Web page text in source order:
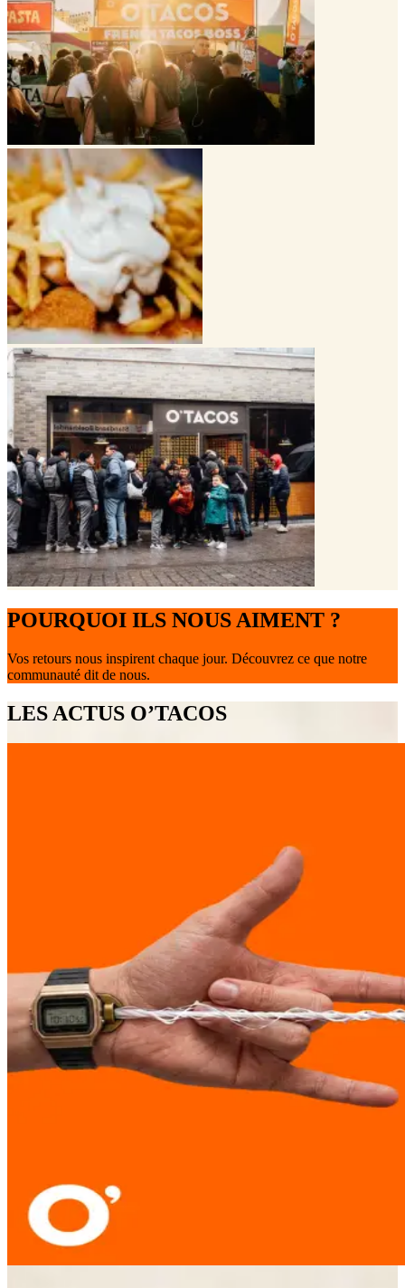
POURQUOI ILS NOUS AIMENT ?
Vos retours nous inspirent chaque jour. Découvrez ce que notre
communauté dit de nous.
LES ACTUS O’TACOS